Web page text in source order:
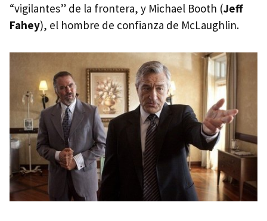
“vigilantes” de la frontera, y Michael Booth (Jeff
Fahey), el hombre de confianza de McLaughlin.